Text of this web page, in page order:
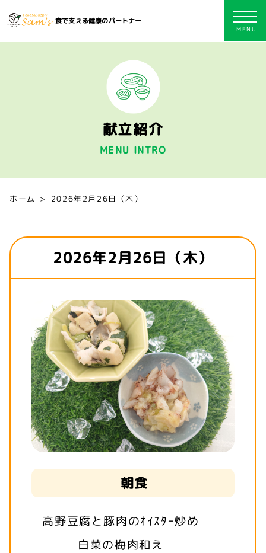
食で支える健康のパートナー
献立紹介
MENU INTRO
ホーム 2026年2月26日（木）
2026年2月26日（木）
朝食
高野豆腐と豚肉のｵｲｽﾀｰ炒め
白菜の梅肉和え